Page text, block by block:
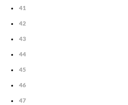
41
42
43
44
45
46
47